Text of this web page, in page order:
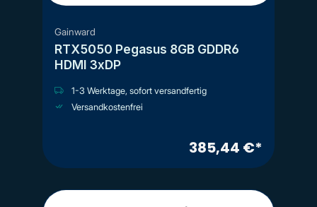
Gainward
RTX5050 Pegasus 8GB GDDR6
HDMI 3xDP
1-3 Werktage, sofort versandfertig
Versandkostenfrei
385,44 €*